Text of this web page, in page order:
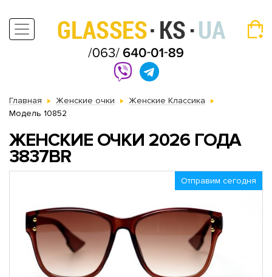
Главная Женские очки
Женские Классика
Модель 10852
ЖЕНСКИЕ ОЧКИ 2026 ГОДА
3837BR
Отправим сегодня